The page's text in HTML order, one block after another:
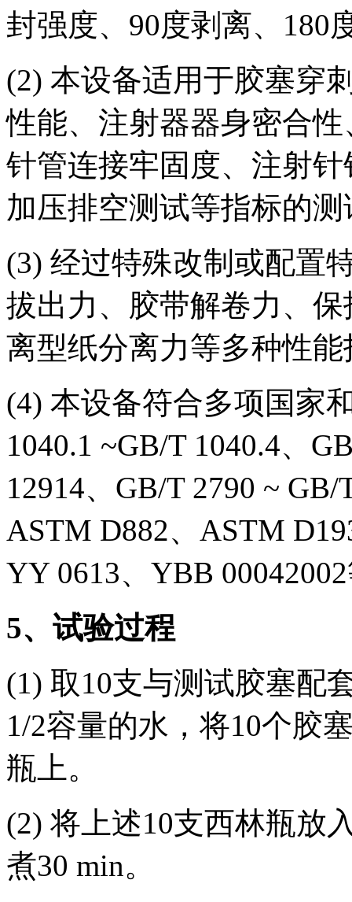
封强度、90度剥离、180
(2) 本设备适用于胶塞穿
性能、注射器器身密合
针管连接牢固度、注射
加压排空测试等指标的测
(3) 经过特殊改制或配置
拔出力、胶带解卷力、
离型纸分离力等多种性
(4) 本设备符合多项国家
1040.1 ~GB/T 1040.4、
12914、GB/T 2790 ~
ASTM D882、ASTM
YY 0613、YBB
5、试验过程
(1) 取10支与测试胶塞配
1/2容量的水，将10个胶
瓶上。
(2) 将上述10支西林瓶放
煮30 min。